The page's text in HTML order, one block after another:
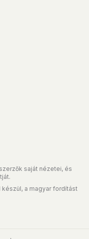
saját nézetei, és
a magyar fordítást